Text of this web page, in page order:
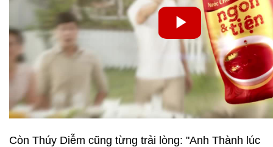
Còn Thúy Diễm cũng từng trải lòng: "Anh Thành lúc